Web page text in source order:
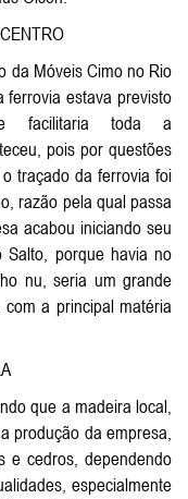
Móveis Cimo no Rio
ferrovia estava previsto
facilitaria toda a
pois por questões
traçado da ferrovia foi
razão pela qual passa
acabou iniciando seu
Salto, porque havia no
nu, seria um grande
a principal matéria
que a madeira local,
produção da empresa,
e cedros, dependendo
especialmente